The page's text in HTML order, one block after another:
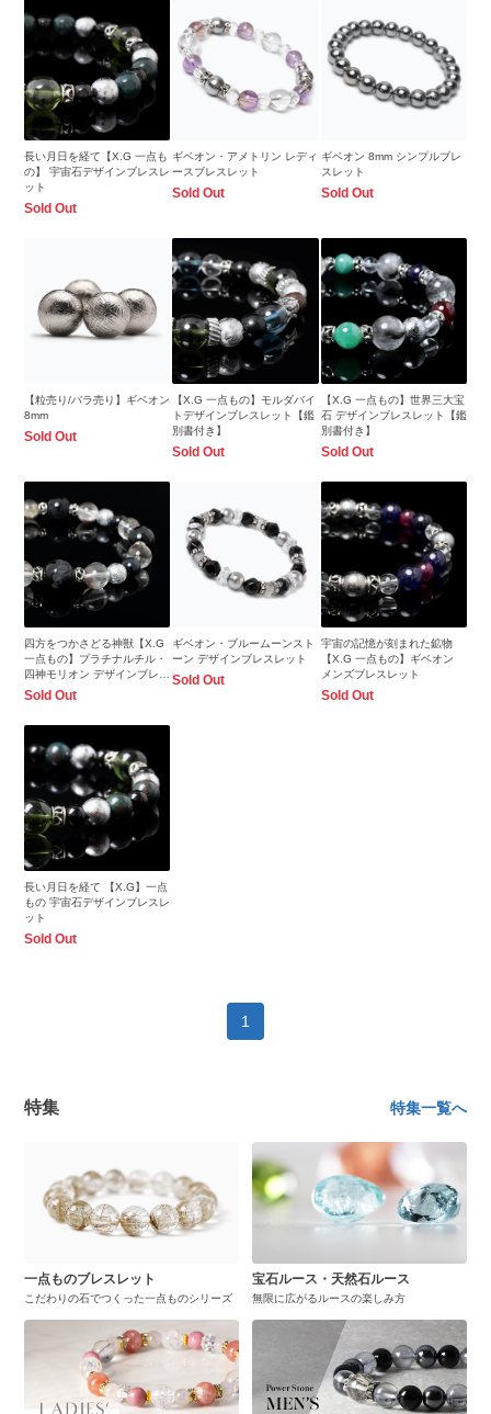
長い月日を経て【X.G 一点も
の】 宇宙石デザインブレスレ
ット
Sold Out
ギベオン・アメトリン レディ
ースブレスレット
Sold Out
ギベオン 8mm シンプルブレ
スレット
Sold Out
【粒売り/バラ売り】ギベオン
8mm
Sold Out
【X.G 一点もの】モルダバイ
トデザインブレスレット【鑑
別書付き】
Sold Out
【X.G 一点もの】世界三大宝
石 デザインブレスレット【鑑
別書付き】
Sold Out
四方をつかさどる神獣【X.G
一点もの】プラチナルチル・
四神モリオン デザインブレス
レット
Sold Out
ギベオン・ブルームーンスト
ーン デザインブレスレット
Sold Out
宇宙の記憶が刻まれた鉱物
【X.G 一点もの】ギベオン
メンズブレスレット
Sold Out
長い月日を経て 【X.G】一点
もの 宇宙石デザインブレスレ
ット
Sold Out
1
特集 特集一覧へ
一点ものブレスレット
こだわりの石でつくった一点ものシリーズ
宝石ルース・天然石ルース
無限に広がるルースの楽しみ方